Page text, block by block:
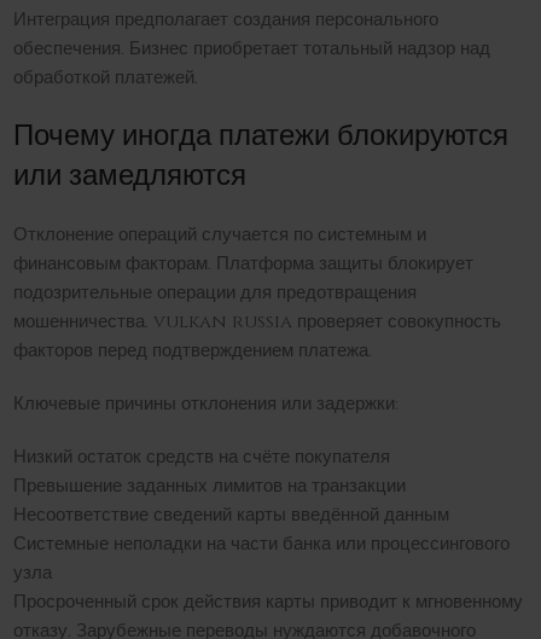
Интеграция предполагает создания персонального
обеспечения. Бизнес приобретает тотальный надзор над
обработкой платежей.
Почему иногда платежи блокируются
или замедляются
Отклонение операций случается по системным и
финансовым факторам. Платформа защиты блокирует
подозрительные операции для предотвращения
мошенничества. vulkan russia проверяет совокупность
факторов перед подтверждением платежа.
Ключевые причины отклонения или задержки:
Низкий остаток средств на счёте покупателя
Превышение заданных лимитов на транзакции
Несоответствие сведений карты введённой данным
Системные неполадки на части банка или процессингового
узла
Просроченный срок действия карты приводит к мгновенному
отказу. Зарубежные переводы нуждаются добавочного